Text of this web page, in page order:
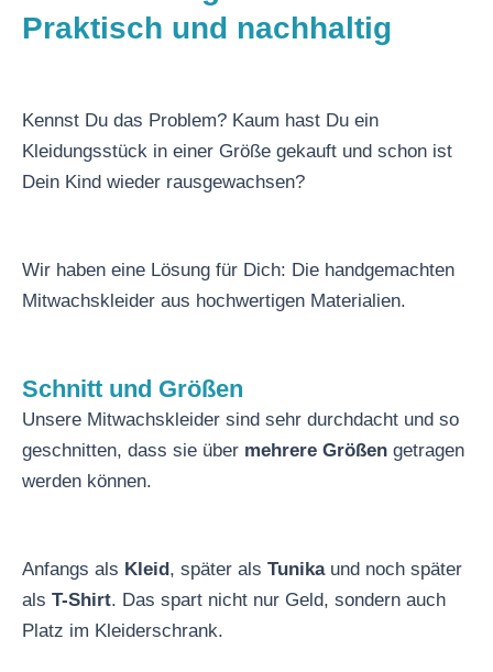
Praktisch und nachhaltig
Kennst Du das Problem? Kaum hast Du ein
Kleidungsstück in einer Größe gekauft und schon ist
Dein Kind wieder rausgewachsen?
Wir haben eine Lösung für Dich: Die handgemachten
Mitwachskleider aus hochwertigen Materialien.
Schnitt und Größen
Unsere Mitwachskleider sind sehr durchdacht und so
geschnitten, dass sie über mehrere Größen getragen
werden können.
Anfangs als Kleid , später als Tunikaund noch später
als T-Shirt. Das spart nicht nur Geld, sondern auch
Platz im Kleiderschrank.